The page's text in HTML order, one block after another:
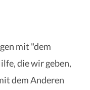
mit "dem
die wir geben,
dem Anderen